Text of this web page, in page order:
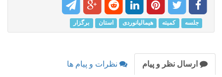
جلسه کمیته هیمالیانوردی استان برگزار
ارسال نظر و پیام نظرات و پیام ها